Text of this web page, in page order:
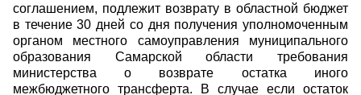
соглашением, подлежит возврату в областной бюджет
в течение 30 дней со дня получения уполномоченным
органом местного самоуправления муниципального
образования Самарской области требования
министерства о возврате остатка иного
межбюджетного трансферта. В случае если остаток